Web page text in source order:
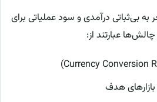
به بی‌ثباتی درآمدی و سود عملیاتی برای
عبارتند از:
هدف